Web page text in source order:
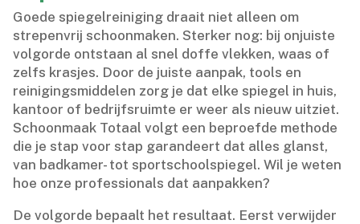
Goede spiegelreiniging draait niet alleen om
strepenvrij schoonmaken.​ Sterker nog: bij onjuiste
volgorde ontstaan al snel doffe vlekken, waas of
zelfs krasjes.​ Door de juiste aanpak, tools en
reinigingsmiddelen zorg je dat elke spiegel in huis,
kantoor of bedrijfsruimte er weer als nieuw uitziet.​
Schoonmaak Totaal volgt een beproefde methode
die je stap voor stap garandeert dat alles glanst,
van badkamer- tot sportschoolspiegel.​ Wil je weten
hoe onze professionals dat aanpakken?
De volgorde bepaalt het resultaat.​ Eerst verwijder